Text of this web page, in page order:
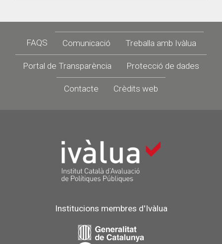
Footer
FAQS Comunicació Treballa amb Ivàlua
Portal de Transparència Protecció de dades
Contacte Crèdits web
Institucions membres d'Ivàlua